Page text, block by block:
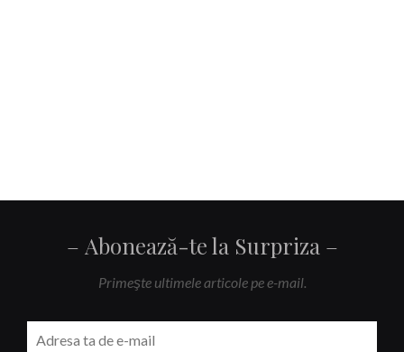
Abonează-te la Surpriza
Primeşte ultimele articole pe e-mail.